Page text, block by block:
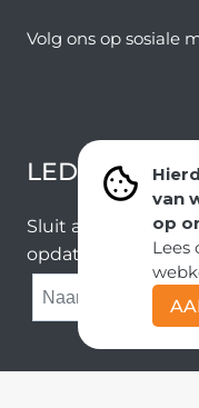
van
op
Lees
Volg ons ​​op sosiale
Sluit aan by ons e-
opdaterings van